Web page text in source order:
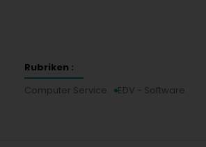
Rubriken :
Computer Service
EDV - Software